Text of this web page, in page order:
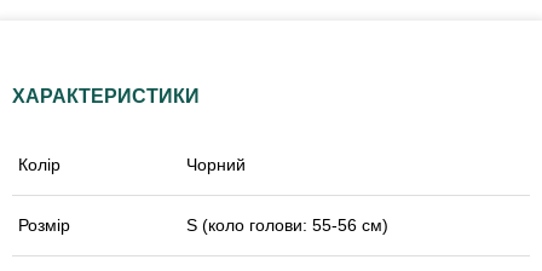
ХАРАКТЕРИСТИКИ
Колір Чорний
Розмір S (коло голови: 55-56 см)